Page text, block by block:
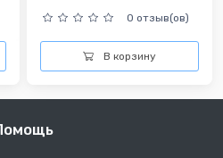
0 отзыв(ов)
В корзину